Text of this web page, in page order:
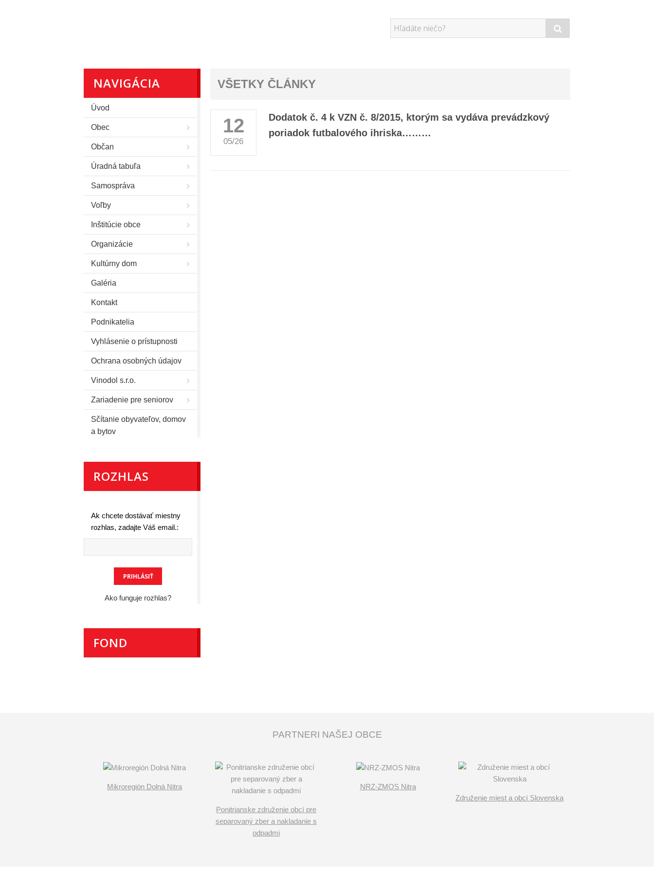
NAVIGÁCIA
Úvod
Obec
Občan
Úradná tabuľa
Samospráva
Voľby
Inštitúcie obce
Organizácie
Kultúrny dom
Galéria
Kontakt
Podnikatelia
Vyhlásenie o prístupnosti
Ochrana osobných údajov
Vinodol s.r.o.
Zariadenie pre seniorov
Sčítanie obyvateľov, domov
a bytov
ROZHLAS
Ak chcete dostávať miestny
rozhlas, zadajte Váš email.:
Ako funguje rozhlas?
FOND
VŠETKY ČLÁNKY
12
05/26
Dodatok č. 4 k VZN č. 8/2015, ktorým sa vydáva prevádzkový
poriadok futbalového ihriska………
PARTNERI NAŠEJ OBCE
Mikroregión Dolná Nitra
Ponitrianske združenie obcí pre
separovaný zber a nakladanie s
odpadmi
NRZ-ZMOS Nitra
Združenie miest a obcí Slovenska